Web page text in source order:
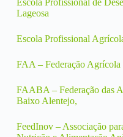
Escola Profissional de
Lageosa
Escola Profissional
FAA – Federação Agrícola
FAABA – Federação das
Baixo Alentejo,
FeedInov – Associação